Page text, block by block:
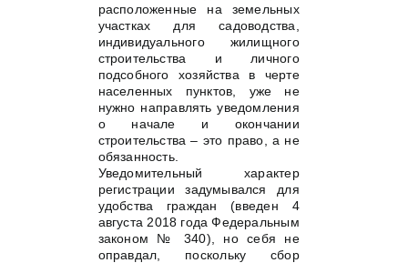
расположенные на земельных
участках для садоводства,
индивидуального жилищного
строительства и личного
подсобного хозяйства в черте
населенных пунктов, уже не
нужно направлять уведомления
о начале и окончании
строительства – это право, а не
обязанность.
Уведомительный характер
регистрации задумывался для
удобства граждан (введен 4
августа 2018 года Федеральным
законом № 340), но себя не
оправдал, поскольку сбор